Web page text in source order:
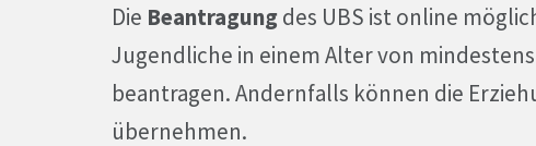
Die Beantragungdes UBS ist online
Jugendliche in einem Alter von
beantragen. Andernfalls können die
übernehmen.